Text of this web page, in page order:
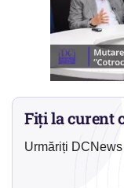
Fiți la curent
Urmăriți